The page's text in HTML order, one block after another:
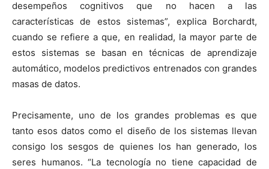
desempeños cognitivos que no hacen a las
características de estos sistemas”, explica Borchardt,
cuando se refiere a que, en realidad, la mayor parte de
estos sistemas se basan en técnicas de aprendizaje
automático, modelos predictivos entrenados con grandes
masas de datos.
Precisamente, uno de los grandes problemas es que
tanto esos datos como el diseño de los sistemas llevan
consigo los sesgos de quienes los han generado, los
seres humanos. “La tecnología no tiene capacidad de